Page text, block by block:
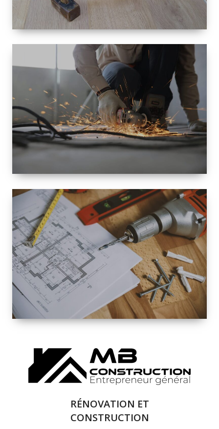
TAILLE
PETITE À
GRANDE
RÉNOVATION
ESPACE
RÉNOVATION
INTÉRIEURE ET
EXTÉRIEURE
SOLUTIONS DE
RÉNOVATION
COMPLÈTE
RÉNOVATION ET
CONSTRUCTION